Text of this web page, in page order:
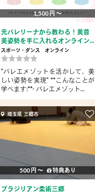
1,500 円 〜
元バレリーナから教わる！美首
美姿勢を手に入れるオンライン...
スポーツ・ダンス オンライン
"バレエメゾットを活かして、美
しい姿勢を実現" **こんなことが
学べます:**- バレエメゾット...
埼玉県 三郷市
500 円 〜 特典あり
ブラジリアン柔術三郷